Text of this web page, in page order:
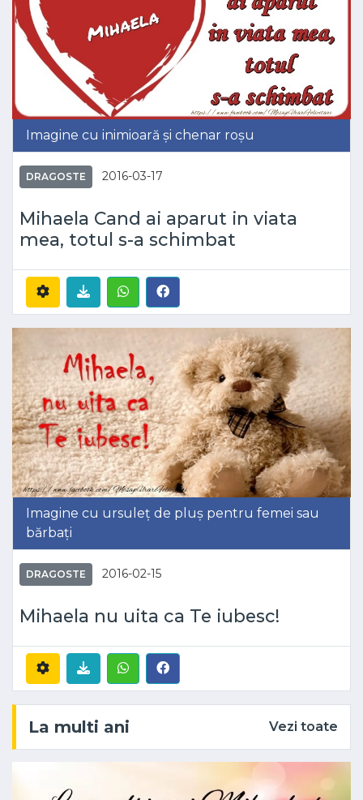
Imagine cu inimioară și chenar roșu
DRAGOSTE 2016-03-17
Mihaela Cand ai aparut in viata
mea, totul s-a schimbat
Imagine cu ursuleț de pluș pentru femei sau
bărbați
DRAGOSTE 2016-02-15
Mihaela nu uita ca Te iubesc!
La multi ani Vezi toate